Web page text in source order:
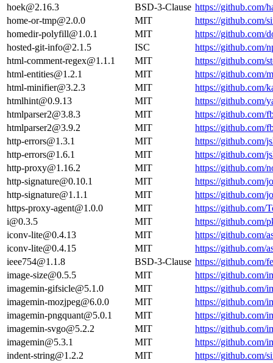
hoek@2.16.3
BSD-3-Clause https://github.com/
home-or-tmp@2.0.0
MIT
https://github.com/
homedir-polyfill@1.0.1
MIT
https://github.com/
hosted-git-info@2.1.5
ISC
https://github.com/
html-comment-regex@1.1.1
MIT
https://github.com/
html-entities@1.2.1
MIT
https://github.com/
html-minifier@3.2.3
MIT
https://github.com/
htmlhint@0.9.13
MIT
https://github.com/
htmlparser2@3.8.3
MIT
https://github.com/
htmlparser2@3.9.2
MIT
https://github.com/
http-errors@1.3.1
MIT
https://github.com/
http-errors@1.6.1
MIT
https://github.com/
http-proxy@1.16.2
MIT
https://github.com/
http-signature@0.10.1
MIT
https://github.com/
http-signature@1.1.1
MIT
https://github.com/
https-proxy-agent@1.0.0
MIT
https://github.com/
i@0.3.5
MIT
https://github.com/
iconv-lite@0.4.13
MIT
https://github.com/
iconv-lite@0.4.15
MIT
https://github.com/
ieee754@1.1.8
BSD-3-Clause https://github.com/
image-size@0.5.5
MIT
https://github.com/
imagemin-gifsicle@5.1.0
MIT
https://github.com/
imagemin-mozjpeg@6.0.0
MIT
https://github.com/
imagemin-pngquant@5.0.1
MIT
https://github.com/
imagemin-svgo@5.2.2
MIT
https://github.com/
imagemin@5.3.1
MIT
https://github.com/
indent-string@1.2.2
MIT
https://github.com/